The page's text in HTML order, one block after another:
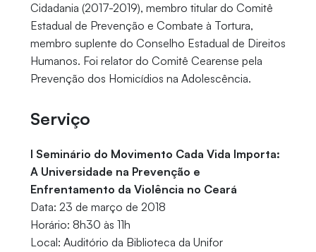
Cidadania (2017-2019), membro titular do Comitê
Estadual de Prevenção e Combate à Tortura,
membro suplente do Conselho Estadual de Direitos
Humanos. Foi relator do Comitê Cearense pela
Prevenção dos Homicídios na Adolescência.
Serviço
I Seminário do Movimento Cada Vida Importa:
A Universidade na Prevenção e
Enfrentamento da Violência no Ceará
Data: 23 de março de 2018
Horário: 8h30 às 11h
Local: Auditório da Biblioteca da Unifor